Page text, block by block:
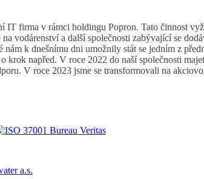
IT firma v rámci holdingu Popron. Tato činnost
vodárenství a další společnosti zabývající se
k dnešnímu dni umožnily stát se jedním z
krok napřed. V roce 2022 do naší společnosti
V roce 2023 jsme se transformovali na
a.s.